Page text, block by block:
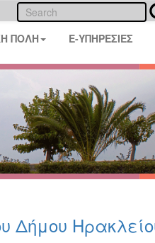
ΠΟΛΗ E-ΥΠΗΡΕΣΙΕΣ
Δήμου